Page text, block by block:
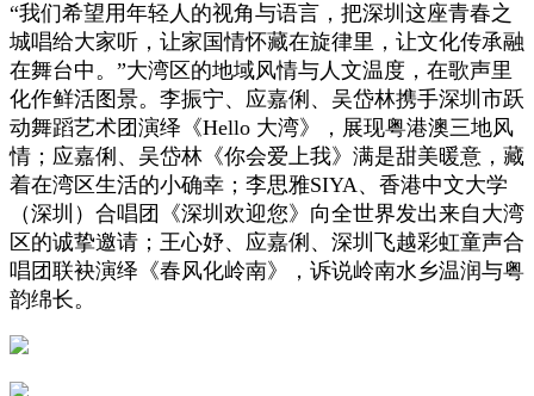
“我们希望用年轻人的视角与语言，把深圳这座青春之
城唱给大家听，让家国情怀藏在旋律里，让文化传承融
在舞台中。”大湾区的地域风情与人文温度，在歌声里
化作鲜活图景。李振宁、应嘉俐、吴岱林携手深圳市跃
动舞蹈艺术团演绎《Hello 大湾》，展现粤港澳三地风
情；应嘉俐、吴岱林《你会爱上我》满是甜美暖意，藏
着在湾区生活的小确幸；李思雅SIYA、香港中文大学
（深圳）合唱团《深圳欢迎您》向全世界发出来自大湾
区的诚挚邀请；王心妤、应嘉俐、深圳飞越彩虹童声合
唱团联袂演绎《春风化岭南》，诉说岭南水乡温润与粤
韵绵长。